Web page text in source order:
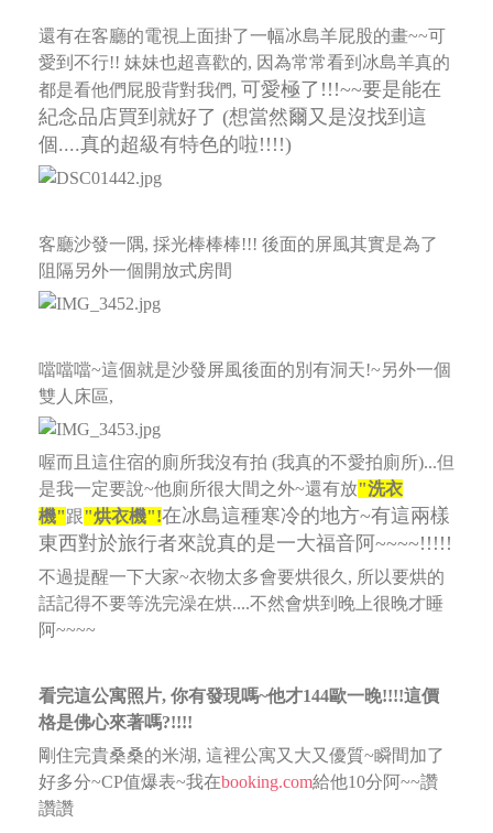
還有在客廳的電視上面掛了一幅冰島羊屁股的畫~~可
愛到不行!! 妹妹也超喜歡的, 因為常常看到冰島羊真的
都是看他們屁股背對我們, 可愛極了!!!~~要是能在
紀念品店買到就好了 (想當然爾又是沒找到這
個....真的超級有特色的啦!!!!)
客廳沙發一隅, 採光棒棒棒!!! 後面的屏風其實是為了
阻隔另外一個開放式房間
噹噹噹~這個就是沙發屏風後面的別有洞天!~另外一個
雙人床區,
喔而且這住宿的廁所我沒有拍 (我真的不愛拍廁所)...但
是我一定要說~他廁所很大間之外~還有放"洗衣
機"跟"烘衣機"!在冰島這種寒冷的地方~有這兩樣
東西對於旅行者來說真的是一大福音阿~~~~!!!!!
不過提醒一下大家~衣物太多會要烘很久, 所以要烘的
話記得不要等洗完澡在烘....不然會烘到晚上很晚才睡
阿~~~~
看完這公寓照片, 你有發現嗎~他才144歐一晚!!!!這價
格是佛心來著嗎?!!!!
剛住完貴桑桑的米湖, 這裡公寓又大又優質~瞬間加了
好多分~CP值爆表~我在booking.com給他10分阿~~讚
讚讚